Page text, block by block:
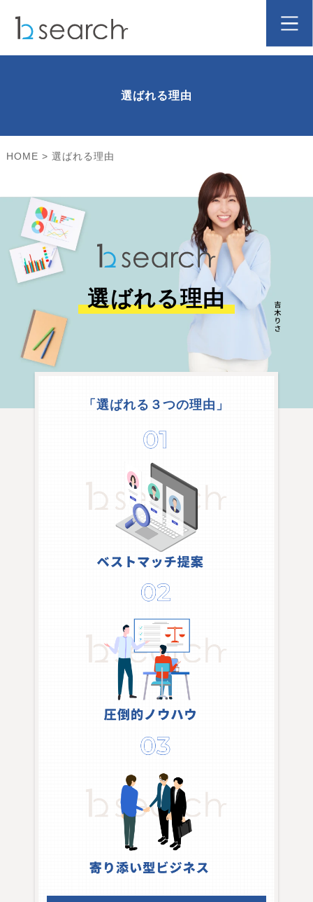
選ばれる理由
HOME > 選ばれる理由
選ばれる理由
「選ばれる３つの理由」